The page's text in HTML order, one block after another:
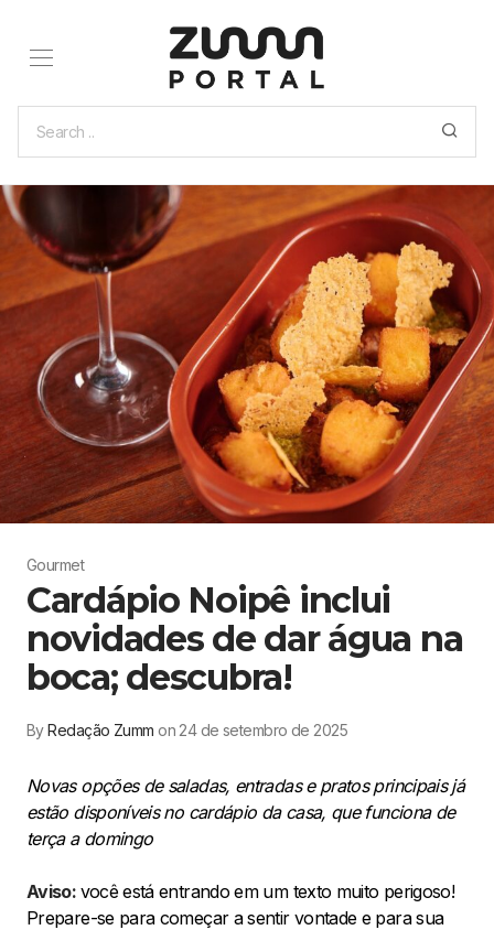
Gourmet
Cardápio Noipê inclui
novidades de dar água na
boca; descubra!
ByRedação Zumm on 24 de setembro de 2025
Novas opções de saladas, entradas e pratos principais já
estão disponíveis no cardápio da casa, que funciona de
terça a domingo
Aviso: você está entrando em um texto muito perigoso!
Prepare-se para começar a sentir vontade e para sua